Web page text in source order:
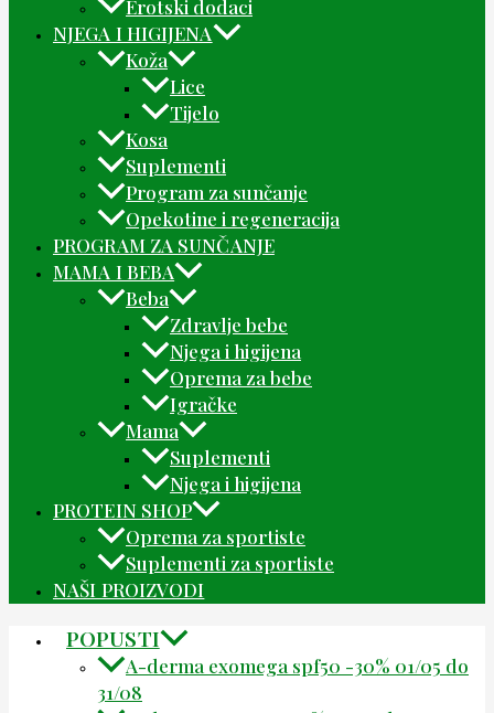
Erotski dodaci
NJEGA I HIGIJENA
Koža
Lice
Tijelo
Kosa
Suplementi
Program za sunčanje
Opekotine i regeneracija
PROGRAM ZA SUNČANJE
MAMA I BEBA
Beba
Zdravlje bebe
Njega i higijena
Oprema za bebe
Igračke
Mama
Suplementi
Njega i higijena
PROTEIN SHOP
Oprema za sportiste
Suplementi za sportiste
NAŠI PROIZVODI
POPUSTI
A-derma exomega spf50 -30% 01/05 do
31/08